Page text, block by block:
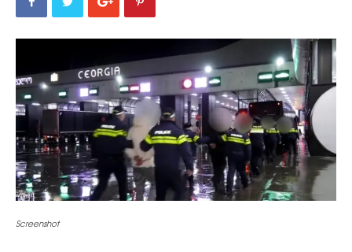
Screenshot